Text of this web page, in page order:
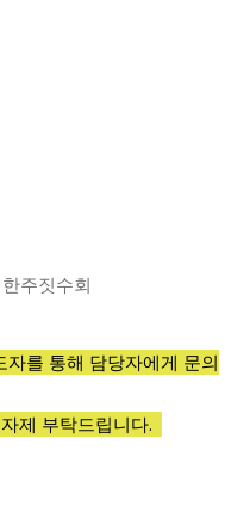
주짓수회
를 통해 담당자에게 문의
제 부탁드립니다.